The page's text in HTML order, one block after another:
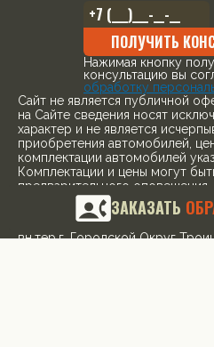
ПОЛУЧИТЬ
Нажимая кнопку
консультацию вы
обработку
Cайт не является публичной
на Сайте сведения носят
характер и не является
приобретения автомобилей,
комплектации автомобилей
Комплектации и цены могут
предварительного оповещения.
ООО «ПРЕМИУМ РЕКЛАМА»
775101001 ОГРН:
вн.тер.г. Городской Округ
ЗАКАЗАТЬ